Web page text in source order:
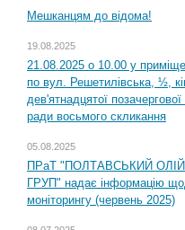
Мешканцям до відома!
19.08.2025
21.08.2025 о 10.00 у
по вул. Решетилівська, ½,
дев'ятнадцятої
ради восьмого скликання
05.08.2025
ПРаТ "ПОЛТАВСЬКИЙ
ГРУП" надає інформацію
моніторингу (червень 2025)